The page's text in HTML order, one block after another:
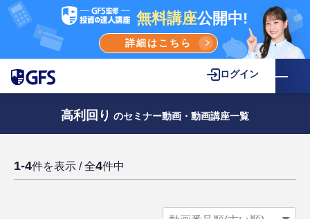
無料講座公開中!
詳細はこちら
ログイン
高利回り のセミナー動画・動画講座一覧
1-4件を表示 / 全4件中